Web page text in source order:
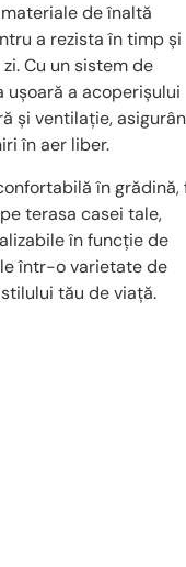
de înaltă
a rezista în timp și
Cu un sistem de
a acoperișului
și ventilație,
în aer liber.
în grădină,
terasa casei tale,
în funcție de
într-o varietate de
tău de viață.